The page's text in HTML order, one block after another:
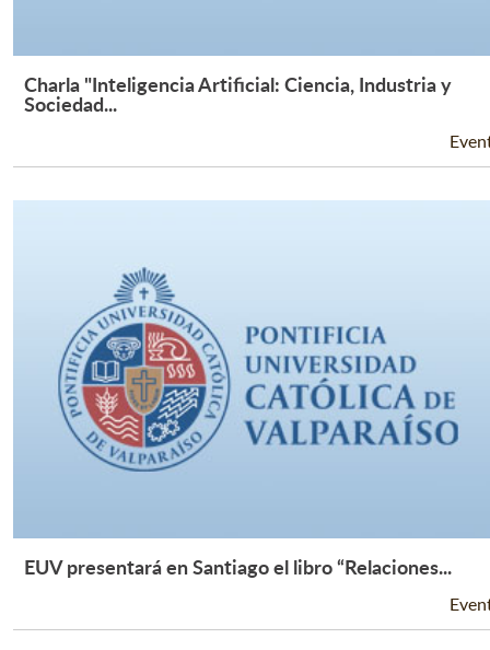
Leer Más +
Charla "Inteligencia Artificial: Ciencia, Industria y
Sociedad...
Leer Más +
EUV presentará en Santiago el libro “Relaciones...